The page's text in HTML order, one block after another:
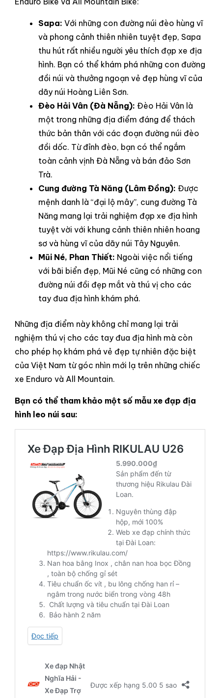
Sapa: Với những con đường núi đèo hùng vĩ
và phong cảnh thiên nhiên tuyệt đẹp, Sapa
thu hút rất nhiều người yêu thích đạp xe địa
hình. Bạn có thể khám phá những con đường
đồi núi và thưởng ngoạn vẻ đẹp hùng vĩ của
dãy núi Hoàng Liên Sơn.
Đèo Hải Vân (Đà Nẵng): Đèo Hải Vân là
một trong những địa điểm đáng để thách
thức bản thân với các đoạn đường núi đèo
đồi dốc. Từ đỉnh đèo, bạn có thể ngắm
toàn cảnh vịnh Đà Nẵng và bán đảo Sơn
Trà.
Cung đường Tà Năng (Lâm Đồng): Được
mệnh danh là “đại lộ mây”, cung đường Tà
Năng mang lại trải nghiệm đạp xe địa hình
tuyệt vời với khung cảnh thiên nhiên hoang
sơ và hùng vĩ của dãy núi Tây Nguyên.
Mũi Né, Phan Thiết: Ngoài việc nổi tiếng
với bãi biển đẹp, Mũi Né cũng có những con
đường núi đồi đẹp mắt và thú vị cho các
tay đua địa hình khám phá.
Những địa điểm này không chỉ mang lại trải
nghiệm thú vị cho các tay đua địa hình mà còn
cho phép họ khám phá vẻ đẹp tự nhiên đặc biệt
của Việt Nam từ góc nhìn mới lạ trên những chiếc
xe Enduro và All Mountain.
Bạn có thể tham khảo một số mẫu xe đạp địa
hình leo núi sau: